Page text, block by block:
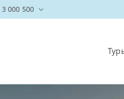
000 500